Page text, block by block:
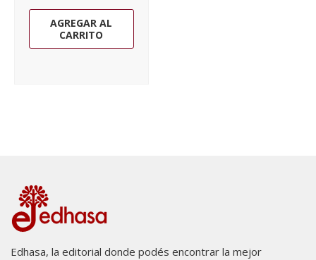
AGREGAR AL
CARRITO
Edhasa, la editorial donde podés encontrar la mejor